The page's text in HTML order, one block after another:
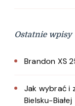
Ostatnie wpisy
Brandon XS
Jak wybrać i
Bielsku-Białej